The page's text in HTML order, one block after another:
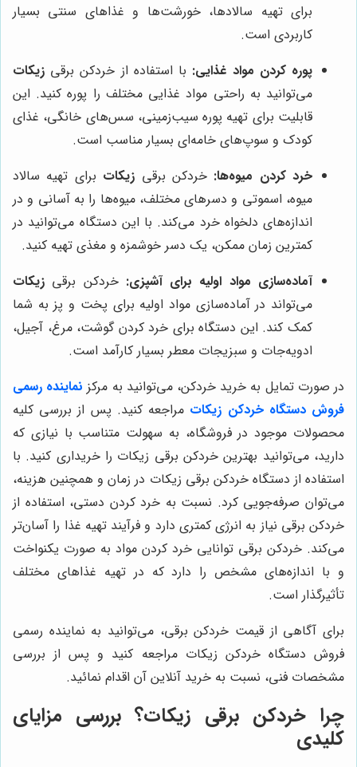
برای تهیه سالادها، خورشت‌ها و غذاهای سنتی بسیار
کاربردی است.
پوره کردن مواد غذایی: با استفاده از خردکن برقی زیکات
می‌توانید به راحتی مواد غذایی مختلف را پوره کنید. این
قابلیت برای تهیه پوره سیب‌زمینی، سس‌های خانگی، غذای
کودک و سوپ‌های خامه‌ای بسیار مناسب است.
خرد کردن میوه‌ها: خردکن برقی زیکات برای تهیه سالاد
میوه، اسموتی و دسرهای مختلف، میوه‌ها را به آسانی و در
اندازه‌های دلخواه خرد می‌کند. با این دستگاه می‌توانید در
کمترین زمان ممکن، یک دسر خوشمزه و مغذی تهیه کنید.
آماده‌سازی مواد اولیه برای آشپزی: خردکن برقی زیکات
می‌تواند در آماده‌سازی مواد اولیه برای پخت و پز به شما
کمک کند. این دستگاه برای خرد کردن گوشت، مرغ، آجیل،
ادویه‌جات و سبزیجات معطر بسیار کارآمد است.
در صورت تمایل به خرید خردکن، می‌توانید به مرکز نماینده رسمی
فروش دستگاه خردکن زیکات مراجعه کنید. پس از بررسی کلیه
محصولات موجود در فروشگاه، به سهولت متناسب با نیازی که
دارید، می‌توانید بهترین خردکن برقی زیکات را خریداری کنید. با
استفاده از دستگاه خردکن برقی زیکات در زمان و همچنین هزینه،
می‌توان صرفه‌جویی کرد. نسبت به خرد کردن دستی، استفاده از
خردکن برقی نیاز به انرژی کمتری دارد و فرآیند تهیه غذا را آسان‌تر
می‌کند. خردکن برقی توانایی خرد کردن مواد به صورت یکنواخت
و با اندازه‌های مشخص را دارد که در تهیه غذاهای مختلف
تأثیرگذار است.
برای آگاهی از قیمت خردکن برقی، می‌توانید به نماینده رسمی
فروش دستگاه خردکن زیکات مراجعه کنید و پس از بررسی
مشخصات فنی، نسبت به خرید آنلاین آن اقدام نمائید.
چرا خردکن برقی زیکات؟ بررسی مزایای
کلیدی